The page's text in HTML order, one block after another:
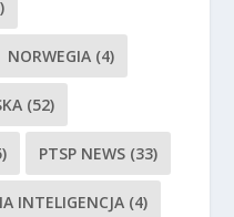
NORWEGIA (4)
(52)
PTSP NEWS (33)
INTELIGENCJA (4)